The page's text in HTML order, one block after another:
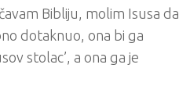
Bibliju, molim Isusa da
dotaknuo, ona bi ga
stolac’, a ona ga je